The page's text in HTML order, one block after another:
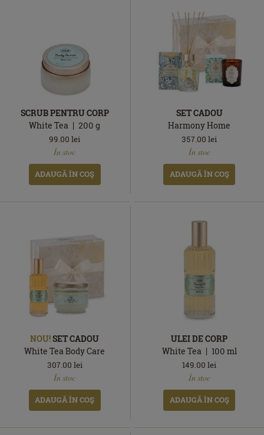
SCRUB PENTRU CORP
White Tea
200g
99.00 lei
În stoc
ADAUGĂ ÎN COŞ
SET CADOU
Harmony Home
357.00 lei
În stoc
ADAUGĂ ÎN COŞ
NOU!SET CADOU
White Tea Body Care
307.00 lei
În stoc
ADAUGĂ ÎN COŞ
ULEI DE CORP
White Tea
100 ml
149.00 lei
În stoc
ADAUGĂ ÎN COŞ